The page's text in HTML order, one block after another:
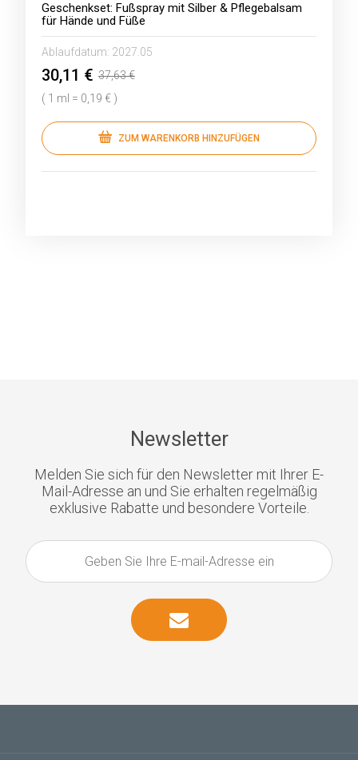
Geschenkset: Fußspray mit Silber & Pflegebalsam
für Hände und Füße
Ablaufdatum: 2027.05
30,11 € 37,63 €
( 1 ml = 0,19 € )
ZUM WARENKORB HINZUFÜGEN
Newsletter
Melden Sie sich für den Newsletter mit Ihrer E-
Mail-Adresse an und Sie erhalten regelmäßig
exklusive Rabatte und besondere Vorteile.